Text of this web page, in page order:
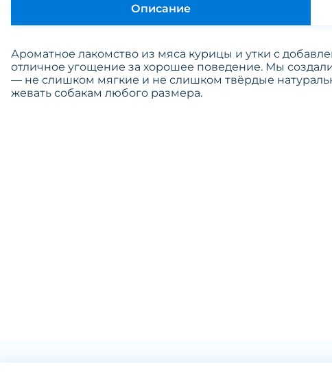
Описание
Ароматное лакомство из мяса курицы и утки с
отличное угощение за хорошее поведение. Мы
— не слишком мягкие и не слишком твёрдые
жевать собакам любого размера.